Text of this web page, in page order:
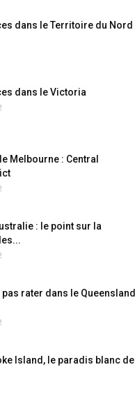
dans le Territoire du Nord
dans le Victoria
Melbourne : Central
: le point sur la
rater dans le Queensland
Island, le paradis blanc de